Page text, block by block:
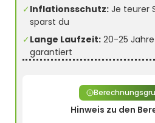
✓Inflationsschutz: Je teurer
sparst du
✓Lange Laufzeit: 20-25
garantiert
Hinweis zu den